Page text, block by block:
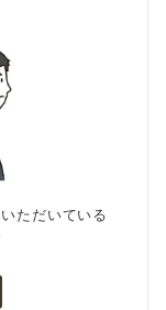
ただいている